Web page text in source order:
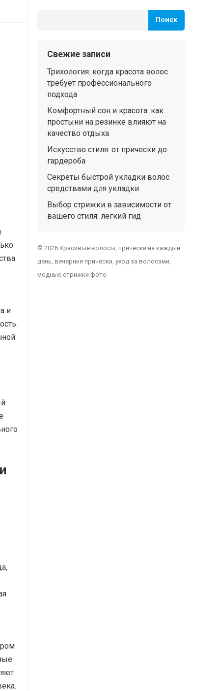
и
Поиск
Свежие записи
Трихология: когда красота волос
требует профессионального
подхода
Комфортный сон и красота: как
простыни на резинке влияют на
качество отдыха
Искусство стиля: от прически до
гардероба
Секреты быстрой укладки волос
средствами для укладки
Выбор стрижки в зависимости от
вашего стиля: легкий гид
© 2026 Красивые волосы, прически на каждый
день, вечерние прически, уход за волосами,
модные стрижки фото